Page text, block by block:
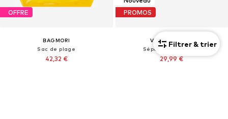
OFFRE
BAGMORI
Sac de plage
42,32 €
PROMOS
VENICE BEACH
Séparateur d'orteils
29,99 €
Filtrer & trier